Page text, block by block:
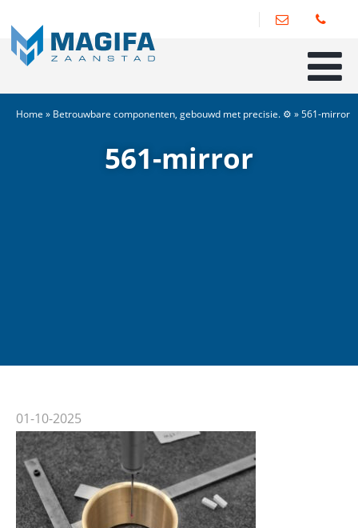
Home » Betrouwbare componenten, gebouwd met precisie. ⚙️ »561-mirror
561-mirror
01-10-2025